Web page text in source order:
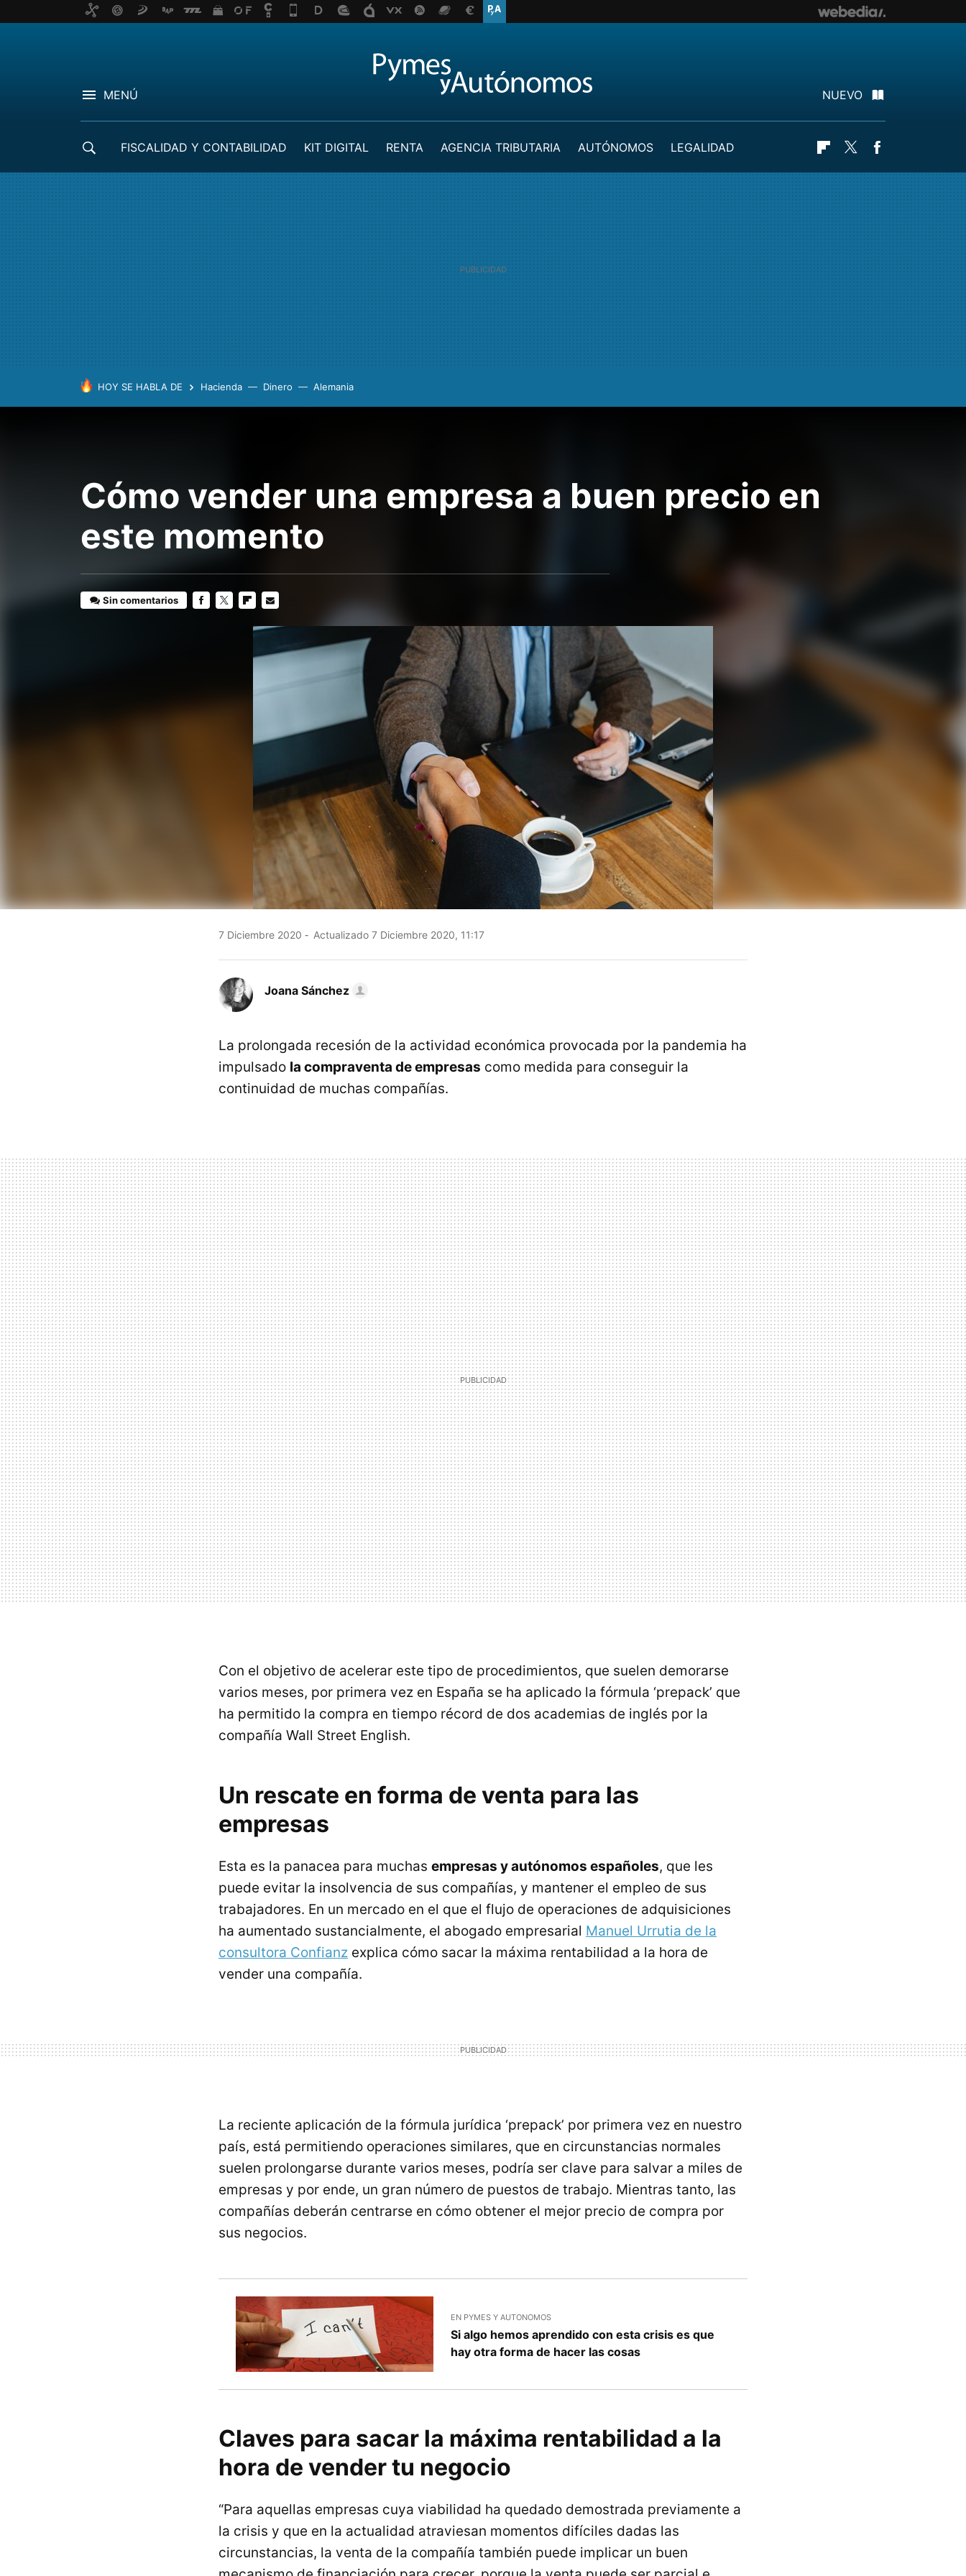
MENÚ NUEVO
FISCALIDAD Y CONTABILIDAD KIT DIGITAL RENTA AGENCIA TRIBUTARIA AUTÓNOMOS
LEGALIDAD
Flipboard
Twitter
HOY SE HABLA DE Hacienda Dinero Alemania
Cómo vender una empresa a buen precio en
este momento
Sin comentarios
7 Diciembre 2020 Actualizado 7 Diciembre 2020, 11:17
Joana Sánchez
La prolongada recesión de la actividad económica provocada por la pandemia ha
impulsado la compraventa de empresas como medida para conseguir la
continuidad de muchas compañías.
Con el objetivo de acelerar este tipo de procedimientos, que suelen demorarse
varios meses, por primera vez en España se ha aplicado la fórmula ‘prepack’ que
ha permitido la compra en tiempo récord de dos academias de inglés por la
compañía Wall Street English.
Un rescate en forma de venta para las
empresas
Esta es la panacea para muchas empresas y autónomos españoles, que les
puede evitar la insolvencia de sus compañías, y mantener el empleo de sus
trabajadores. En un mercado en el que el flujo de operaciones de adquisiciones
ha aumentado sustancialmente, el abogado empresarial Manuel Urrutia de la
consultora Confianz explica cómo sacar la máxima rentabilidad a la hora de
vender una compañía.
La reciente aplicación de la fórmula jurídica ‘prepack’ por primera vez en nuestro
país, está permitiendo operaciones similares, que en circunstancias normales
suelen prolongarse durante varios meses, podría ser clave para salvar a miles de
empresas y por ende, un gran número de puestos de trabajo. Mientras tanto, las
compañías deberán centrarse en cómo obtener el mejor precio de compra por
sus negocios.
EN PYMES Y AUTONOMOS
Si algo hemos aprendido con esta crisis es que
hay otra forma de hacer las cosas
Claves para sacar la máxima rentabilidad a la
hora de vender tu negocio
“Para aquellas empresas cuya viabilidad ha quedado demostrada previamente a
la crisis y que en la actualidad atraviesan momentos difíciles dadas las
circunstancias, la venta de la compañía también puede implicar un buen